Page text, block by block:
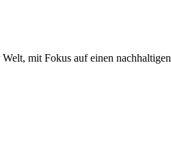
mit Fokus auf einen